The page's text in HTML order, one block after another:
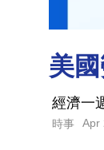
美
經濟一
時事 Apr